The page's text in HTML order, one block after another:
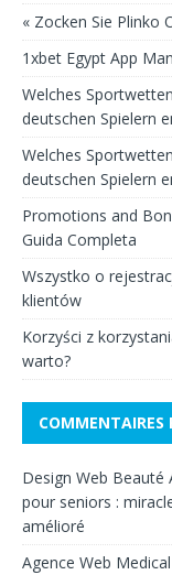
« Zocken Sie Plinko
1xbet Egypt App
Welches
deutschen Spielern
Welches
deutschen Spielern
Promotions and
Guida Completa
Wszystko o
klientów
Korzyści z
warto?
COMMENTAIRES
Design Web Beauté
pour seniors :
amélioré
Agence Web